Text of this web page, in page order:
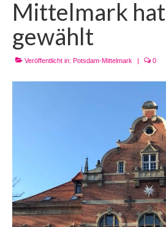
Mittelmark hat
gewählt
Veröffentlicht in: Potsdam-Mittelmark | 0